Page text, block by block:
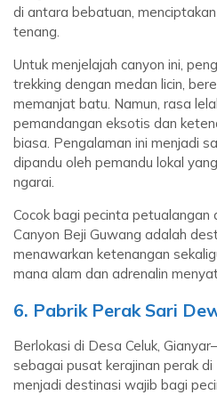
di antara bebatuan,
tenang.
Untuk menjelajah canyon ini,
trekking dengan medan licin,
memanjat batu. Namun, rasa
pemandangan eksotis dan
biasa. Pengalaman ini menjadi
dipandu oleh pemandu lokal
ngarai.
Cocok bagi pecinta
Canyon Beji Guwang adalah
menawarkan ketenangan
mana alam dan adrenalin
6. Pabrik Perak Sari
Berlokasi di Desa Celuk,
sebagai pusat kerajinan perak
menjadi destinasi wajib bagi